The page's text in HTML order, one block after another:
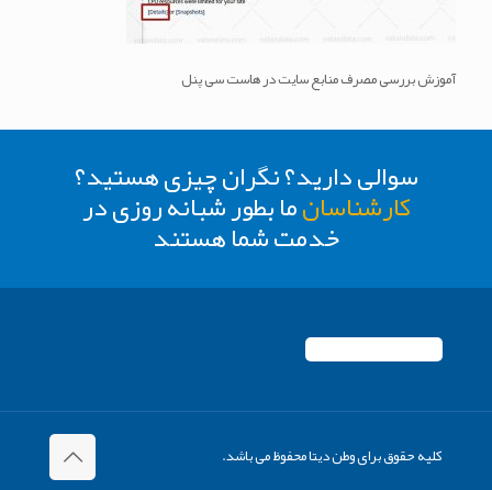
آموزش بررسی مصرف منابع سایت در هاست سی پنل
سوالی دارید؟ نگران چیزی هستید؟
کارشناسانما بطور شبانه روزی در
خدمت شما هستند
کلیه حقوق برای وطن دیتا محفوظ می باشد.